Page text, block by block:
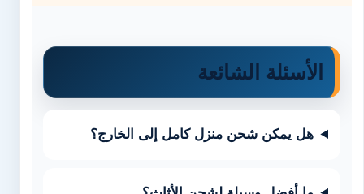
الأسئلة الشائعة
هل يمكن شحن منزل كامل إلى الخارج؟